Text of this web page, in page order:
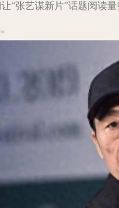
“张艺谋新片”话题阅读